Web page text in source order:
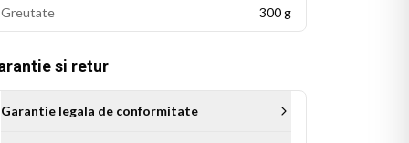
Greutate 300 g
si retur
Garantie legala de conformitate